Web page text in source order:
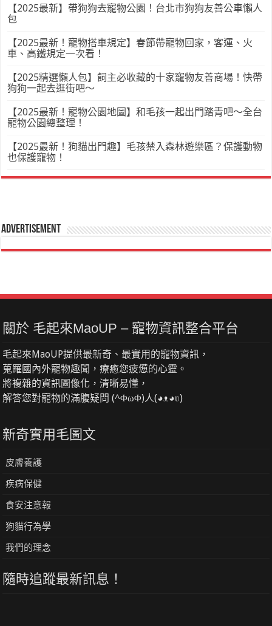
【2025最新】帶狗狗去寵物公園！台北市狗狗友善公車懶人
包
【2025最新！寵物搭車規定】春節帶寵物回家，客運、火
車、高鐵規定一次看！
【2025精選懶人包】飼主必收藏的十家寵物友善商場！快帶
狗狗一起去逛街吧～
【2025最新！寵物公園地圖】和毛孩一起出門踏青吧～全台
寵物公園總整理！
【2025最新！狗貓出門趣】毛孩禁入森林遊樂區？保護動物
也保護寵物！
Advertisement
關於 毛起來MaoUP – 寵物資訊整合平台
毛起來MaoUP提供最新奇、最實用的寵物資訊，
蒐羅國內外寵物趣聞，療癒您疲憊的心靈。
將複雜的資訊圖像化，清晰易懂，
解答您對寵物的滿腹疑問 (^ΦωΦ)人(◕ᴥ◕ʋ)
新奇實用毛圖文
皮膚養護
疾病保健
食安注意報
狗貓行為學
我們的理念
隨時追蹤最新訊息！